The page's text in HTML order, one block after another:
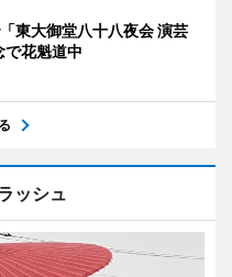
東大御堂八十八夜会 演芸
花魁道中
ッシュ